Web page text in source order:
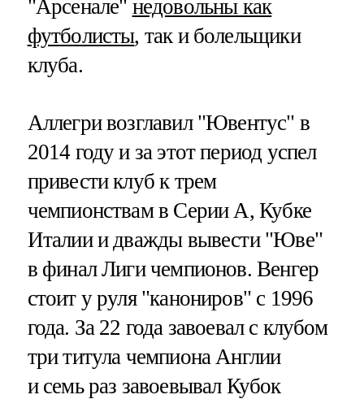
"Арсенале" недовольны как
футболисты, так и болельщики
клуба.
Аллегри возглавил "Ювентус" в
2014 году и за этот период успел
привести клуб к трем
чемпионствам в Серии А, Кубке
Италии и дважды вывести "Юве"
в финал Лиги чемпионов. Венгер
стоит у руля "канониров" с 1996
года. За 22 года завоевал с клубом
три титула чемпиона Англии
и семь раз завоевывал Кубок